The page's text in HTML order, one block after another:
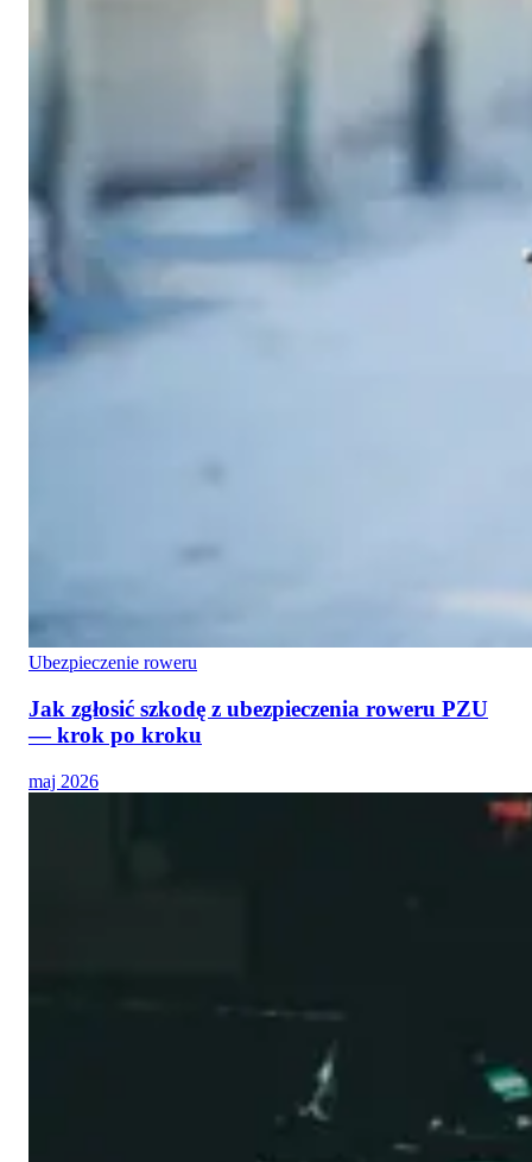
Ubezpieczenie roweru
Jak zgłosić szkodę z ubezpieczenia roweru PZU
— krok po kroku
maj 2026